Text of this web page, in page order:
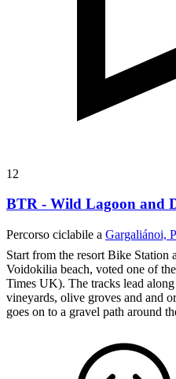
12
BTR - Wild Lagoon and
Percorso ciclabile a Gargaliánoi,
Start from the resort Bike Station
Voidokilia beach, voted one of
Times UK). The tracks lead
vineyards, olive groves and and
goes on to a gravel path around